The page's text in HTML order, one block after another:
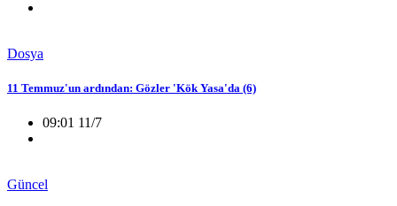
Dosya
11 Temmuz'un ardından: Gözler 'Kök Yasa'da (6)
09:01 11/7
Güncel